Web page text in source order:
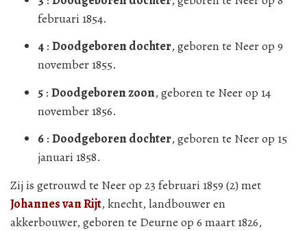
februari 1854.
4 : Doodgeboren dochter, geboren te Neer op 9
november 1855.
5 : Doodgeboren zoon, geboren te Neer op 14
november 1856.
6 : Doodgeboren dochter, geboren te Neer op 15
januari 1858.
Zij is getrouwd te Neer op 23 februari 1859 (2) met
Johannes van Rijt, knecht, landbouwer en
akkerbouwer, geboren te Deurne op 6 maart 1826,